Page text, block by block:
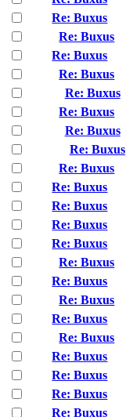
Re: Buxus
Re: Buxus
Re: Buxus
Re: Buxus
Re: Buxus
Re: Buxus
Re: Buxus
Re: Buxus
Re: Buxus
Re: Buxus
Re: Buxus
Re: Buxus
Re: Buxus
Re: Buxus
Re: Buxus
Re: Buxus
Re: Buxus
Re: Buxus
Re: Buxus
Re: Buxus
Re: Buxus
Re: Buxus